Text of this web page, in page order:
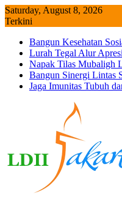
Skip
to
Saturday, August 8, 2026
Terkini
Bangun Kesehatan
Lurah Tegal Alur
Napak Tilas Mubaligh
Bangun Sinergi Lintas
Jaga Imunitas Tubuh